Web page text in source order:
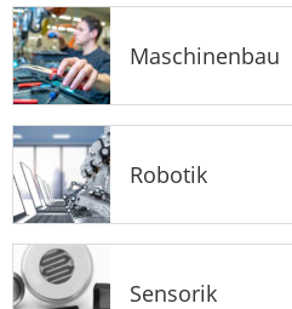
Maschinenbau
Robotik
Sensorik